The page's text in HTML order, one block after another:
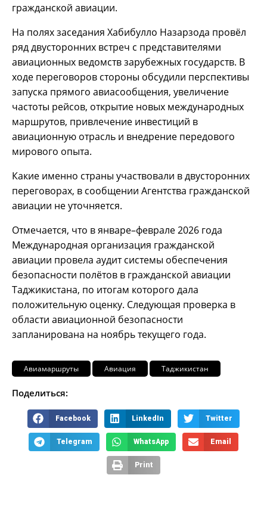
гражданской авиации.
На полях заседания Хабибулло Назарзода провёл
ряд двусторонних встреч с представителями
авиационных ведомств зарубежных государств. В
ходе переговоров стороны обсудили перспективы
запуска прямого авиасообщения, увеличение
частоты рейсов, открытие новых международных
маршрутов, привлечение инвестиций в
авиационную отрасль и внедрение передового
мирового опыта.
Какие именно страны участвовали в двусторонних
переговорах, в сообщении Агентства гражданской
авиации не уточняется.
Отмечается, что в январе–феврале 2026 года
Международная организация гражданской
авиации провела аудит системы обеспечения
безопасности полётов в гражданской авиации
Таджикистана, по итогам которого дала
положительную оценку. Следующая проверка в
области авиационной безопасности
запланирована на ноябрь текущего года.
Авиамаршруты Авиация Таджикистан
Поделиться:
Facebook LinkedIn Twitter
Telegram WhatsApp Email
Print